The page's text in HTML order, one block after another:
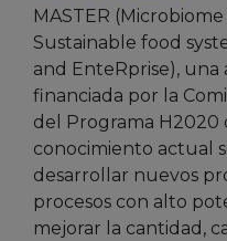
MASTER
Sustainable food
and EnteRprise), una
financiada por la
del Programa H2020
conocimiento actual
desarrollar nuevos
procesos con alto
mejorar la cantidad,